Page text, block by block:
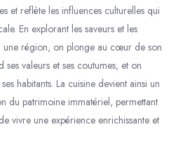
et reflète les influences culturelles qui
En explorant les saveurs et les
une région, on plonge au cœur de son
valeurs et ses coutumes, et on
habitants. La cuisine devient ainsi un
du patrimoine immatériel, permettant
vivre une expérience enrichissante et